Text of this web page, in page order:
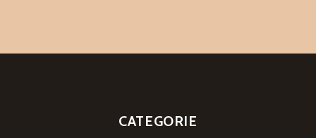
CATEGORIE